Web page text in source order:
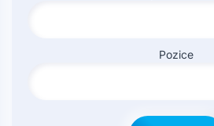
Pozice